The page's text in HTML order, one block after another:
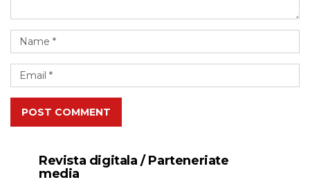
POST COMMENT
Revista digitala / Parteneriate
media